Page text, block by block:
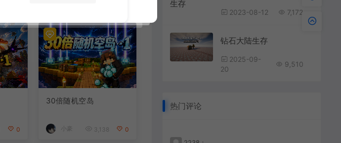
0
30倍随机空岛
小豪 3,138 0
2023-08-12 7,172
钻石大陆生存
2025-09-
20
9,510
热门评论